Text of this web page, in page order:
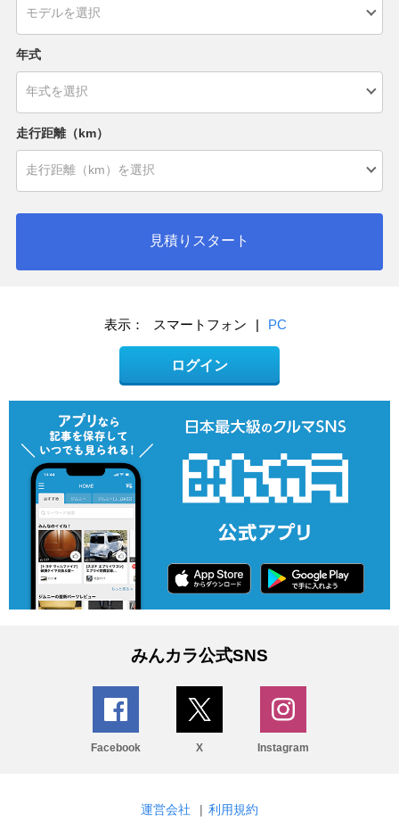
年式
走行距離（km）
見積りスタート
表示： スマートフォン | PC
ログイン
みんカラ公式SNS
Facebook X Instagram
運営会社 | 利用規約